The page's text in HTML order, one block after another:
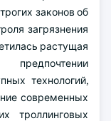
законов об
загрязнения
растущая
технологий,
современных
троллинговых